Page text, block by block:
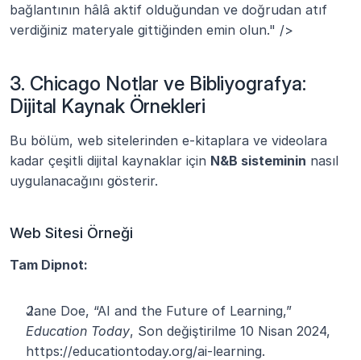
bağlantının hâlâ aktif olduğundan ve doğrudan atıf
verdiğiniz materyale gittiğinden emin olun." />
3. Chicago Notlar ve Bibliyografya:
Dijital Kaynak Örnekleri
Bu bölüm, web sitelerinden e-kitaplara ve videolara
kadar çeşitli dijital kaynaklar için N&B sisteminin nasıl
uygulanacağını gösterir.
Web Sitesi Örneği
Tam Dipnot:
Education Today, Son değiştirilme 10 Nisan 2024,
https://educationtoday.org/ai-learning.